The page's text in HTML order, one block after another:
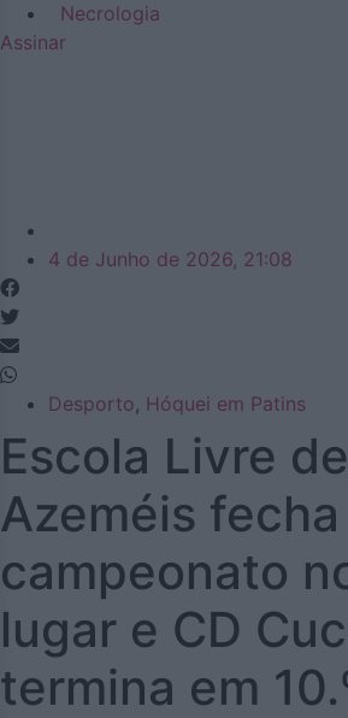
Necrologia
Assinar
4 de Junho de 2026, 21:08
Desporto, Hóquei em Patins
Escola Livre de
Azeméis fecha
campeonato
lugar e CD
termina em